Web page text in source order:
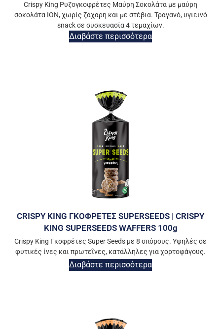
Crispy King Ρυζογκοφρέτες Μαύρη Σοκολάτα με μαύρη
σοκολάτα ΙΟΝ, χωρίς ζάχαρη και με στέβια. Τραγανό, υγιεινό
snack σε συσκευασία 4 τεμαχίων.
Διαβάστε περισσότερα
CRISPY KING ΓΚΟΦΡΕΤΕΣ SUPERSEEDS | CRISPY
KING SUPERSEEDS WAFFERS 100g
Crispy King Γκοφρέτες Super Seeds με 8 σπόρους. Υψηλές σε
φυτικές ίνες και πρωτεΐνες, κατάλληλες για χορτοφάγους.
Διαβάστε περισσότερα